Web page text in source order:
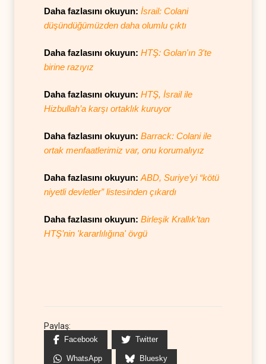
Daha fazlasını okuyun: İsrail: Colani
düşündüğümüzden daha olumlu çıktı
Daha fazlasını okuyun: HTŞ: Golan'ın 3'te
birine razıyız
Daha fazlasını okuyun: HTŞ, İsrail ile
Hizbullah’a karşı ortaklık kuruyor
Daha fazlasını okuyun: Barrack: Colani ile
ortak menfaatlerimiz var, onu korumalıyız
Daha fazlasını okuyun: ABD, Suriye’yi “kötü
niyetli devletler” listesinden çıkardı
Daha fazlasını okuyun: Birleşik Krallık’tan
HTŞ’nin 'kararlılığına' övgü
Paylaş:
Facebook Twitter
WhatsApp Bluesky